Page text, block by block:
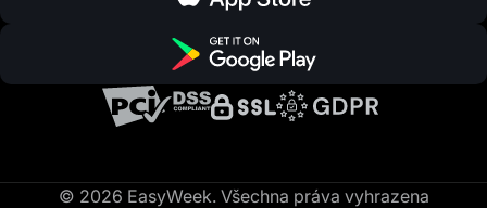
© 2026 EasyWeek. Všechna práva vyhrazena